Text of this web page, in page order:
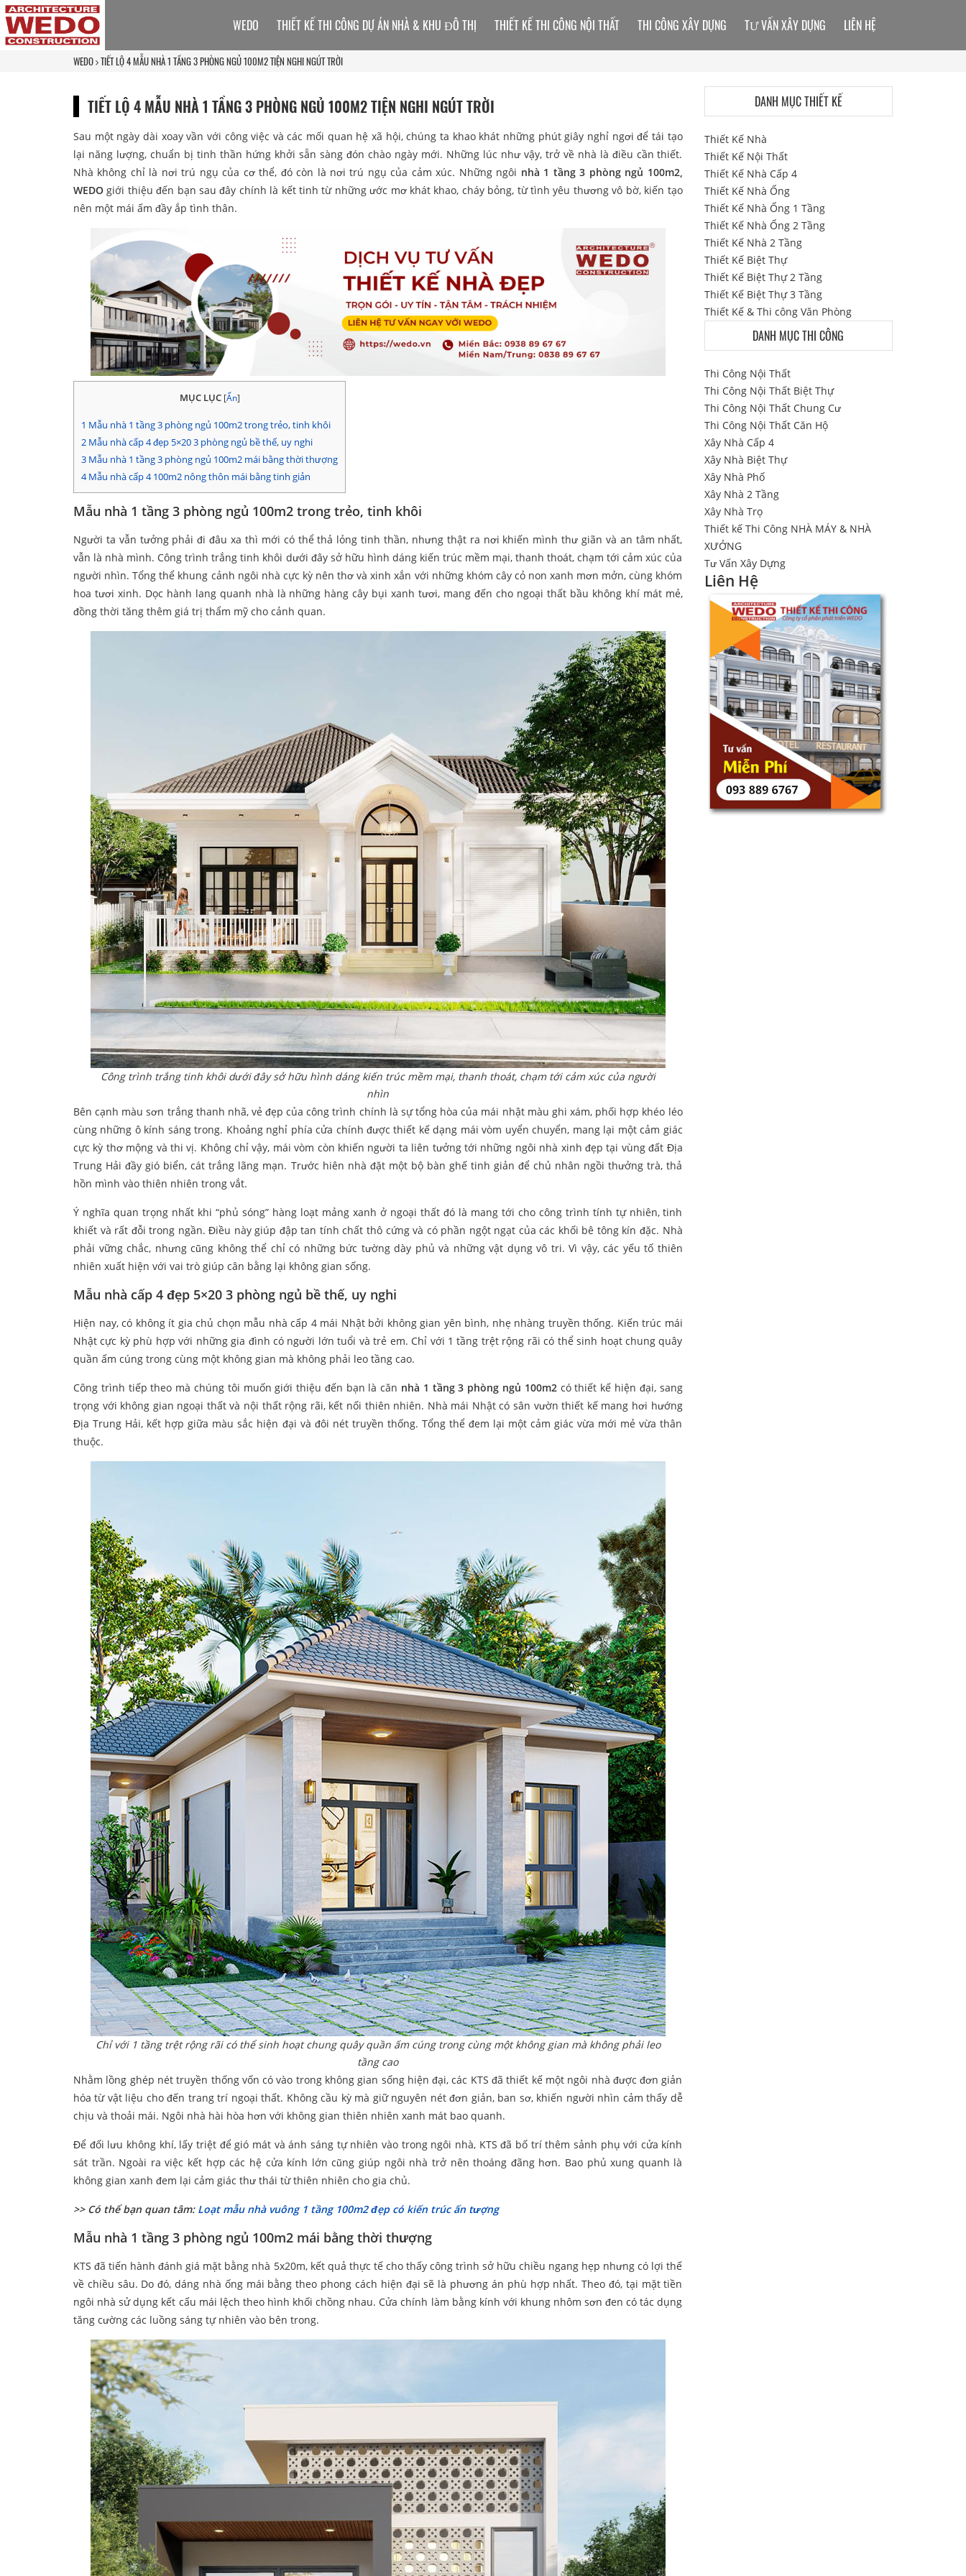
WEDO TIẾT LỘ 4 MẪU NHÀ 1 TẦNG 3 PHÒNG NGỦ 100M2 TIỆN NGHI NGÚT TRỜI
TIẾT LỘ 4 MẪU NHÀ 1 TẦNG 3 PHÒNG NGỦ 100M2 TIỆN NGHI NGÚT TRỜI
Sau một ngày dài xoay vần với công việc và các mối quan hệ xã hội, chúng ta khao khát những phút giây nghỉ ngơi để tái tạo
lại năng lượng, chuẩn bị tinh thần hứng khởi sẵn sàng đón chào ngày mới. Những lúc như vậy, trở về nhà là điều cần thiết.
Nhà không chỉ là nơi trú ngụ của cơ thể, đó còn là nơi trú ngụ của cảm xúc. Những ngôi nhà 1 tầng 3 phòng ngủ 100m2,
WEDO giới thiệu đến bạn sau đây chính là kết tinh từ những ước mơ khát khao, cháy bỏng, từ tình yêu thương vô bờ, kiến tạo
nên một mái ấm đầy ắp tình thân.
MỤC LỤC [Ẩn]
1 Mẫu nhà 1 tầng 3 phòng ngủ 100m2 trong trẻo, tinh khôi
2 Mẫu nhà cấp 4 đẹp 5×20 3 phòng ngủ bề thế, uy nghi
3 Mẫu nhà 1 tầng 3 phòng ngủ 100m2 mái bằng thời thượng
4Mẫu nhà cấp 4 100m2 nông thôn mái bằng tinh giản
Mẫu nhà 1 tầng 3 phòng ngủ 100m2 trong trẻo, tinh khôi
Người ta vẫn tưởng phải đi đâu xa thì mới có thể thả lỏng tinh thần, nhưng thật ra nơi khiến mình thư giãn và an tâm nhất,
vẫn là nhà mình. Công trình trắng tinh khôi dưới đây sở hữu hình dáng kiến trúc mềm mại, thanh thoát, chạm tới cảm xúc của
người nhìn. Tổng thể khung cảnh ngôi nhà cực kỳ nên thơ và xinh xắn với những khóm cây cỏ non xanh mơn mởn, cùng khóm
hoa tươi xinh. Dọc hành lang quanh nhà là những hàng cây bụi xanh tươi, mang đến cho ngoại thất bầu không khí mát mẻ,
đồng thời tăng thêm giá trị thẩm mỹ cho cảnh quan.
Công trình trắng tinh khôi dưới đây sở hữu hình dáng kiến trúc mềm mại, thanh thoát, chạm tới cảm xúc của người
nhìn
Bên cạnh màu sơn trắng thanh nhã, vẻ đẹp của công trình chính là sự tổng hòa của mái nhật màu ghi xám, phối hợp khéo léo
cùng những ô kính sáng trong. Khoảng nghỉ phía cửa chính được thiết kế dạng mái vòm uyển chuyển, mang lại một cảm giác
cực kỳ thơ mộng và thi vị. Không chỉ vậy, mái vòm còn khiến người ta liên tưởng tới những ngôi nhà xinh đẹp tại vùng đất Địa
Trung Hải đầy gió biển, cát trắng lãng mạn. Trước hiên nhà đặt một bộ bàn ghế tinh giản để chủ nhân ngồi thưởng trà, thả
hồn mình vào thiên nhiên trong vắt.
Ý nghĩa quan trọng nhất khi “phủ sóng” hàng loạt mảng xanh ở ngoại thất đó là mang tới cho công trình tính tự nhiên, tinh
khiết và rất đỗi trong ngần. Điều này giúp đập tan tính chất thô cứng và có phần ngột ngạt của các khối bê tông kín đặc. Nhà
phải vững chắc, nhưng cũng không thể chỉ có những bức tường dày phủ và những vật dụng vô tri. Vì vậy, các yếu tố thiên
nhiên xuất hiện với vai trò giúp cân bằng lại không gian sống.
Mẫu nhà cấp 4 đẹp 5×20 3 phòng ngủ bề thế, uy nghi
Hiện nay, có không ít gia chủ chọn mẫu nhà cấp 4 mái Nhật bởi không gian yên bình, nhẹ nhàng truyền thống. Kiến trúc mái
Nhật cực kỳ phù hợp với những gia đình có người lớn tuổi và trẻ em. Chỉ với 1 tầng trệt rộng rãi có thể sinh hoạt chung quây
quần ấm cúng trong cùng một không gian mà không phải leo tầng cao.
Công trình tiếp theo mà chúng tôi muốn giới thiệu đến bạn là căn nhà 1 tầng 3 phòng ngủ 100m2có thiết kế hiện đại, sang
trọng với không gian ngoại thất và nội thất rộng rãi, kết nối thiên nhiên. Nhà mái Nhật có sân vườn thiết kế mang hơi hướng
Địa Trung Hải, kết hợp giữa màu sắc hiện đại và đôi nét truyền thống. Tổng thể đem lại một cảm giác vừa mới mẻ vừa thân
thuộc.
Chỉ với 1 tầng trệt rộng rãi có thể sinh hoạt chung quây quần ấm cúng trong cùng một không gian mà không phải leo
tầng cao
Nhằm lồng ghép nét truyền thống vốn có vào trong không gian sống hiện đại, các KTS đã thiết kế một ngôi nhà được đơn giản
hóa từ vật liệu cho đến trang trí ngoại thất. Không cầu kỳ mà giữ nguyên nét đơn giản, ban sơ, khiến người nhìn cảm thấy dễ
chịu và thoải mái. Ngôi nhà hài hòa hơn với không gian thiên nhiên xanh mát bao quanh.
Để đối lưu không khí, lấy triệt để gió mát và ánh sáng tự nhiên vào trong ngôi nhà, KTS đã bố trí thêm sảnh phụ với cửa kính
sát trần. Ngoài ra việc kết hợp các hệ cửa kính lớn cũng giúp ngôi nhà trở nên thoáng đãng hơn. Bao phủ xung quanh là
không gian xanh đem lại cảm giác thư thái từ thiên nhiên cho gia chủ.
>> Có thể bạn quan tâm: Loạt mẫu nhà vuông 1 tầng 100m2 đẹp có kiến trúc ấn tượng
Mẫu nhà 1 tầng 3 phòng ngủ 100m2 mái bằng thời thượng
KTS đã tiến hành đánh giá mặt bằng nhà 5x20m, kết quả thực tế cho thấy công trình sở hữu chiều ngang hẹp nhưng có lợi thế
về chiều sâu. Do đó, dáng nhà ống mái bằng theo phong cách hiện đại sẽ là phương án phù hợp nhất. Theo đó, tại mặt tiền
ngôi nhà sử dụng kết cấu mái lệch theo hình khối chồng nhau. Cửa chính làm bằng kính với khung nhôm sơn đen có tác dụng
tăng cường các luồng sáng tự nhiên vào bên trong.
WEDO THIẾT KẾ THI CÔNG DỰ ÁN NHÀ & KHU ĐÔ THỊ THIẾT KẾ THI CÔNG NỘI THẤT THI CÔNG XÂY DỰNG TƯ VẤN XÂY DỰNG LIÊN HỆ
DANH MỤC THIẾT KẾ
Thiết Kế Nhà
Thiết Kế Nội Thất
Thiết Kế Nhà Cấp 4
Thiết Kế Nhà Ống
Thiết Kế Nhà Ống 1 Tầng
Thiết Kế Nhà Ống 2 Tầng
Thiết Kế Nhà 2 Tầng
Thiết Kế Biệt Thự
Thiết Kế Biệt Thự 2 Tầng
Thiết Kế Biệt Thự 3 Tầng
Thiết Kế & Thi công Văn Phòng
DANH MỤC THI CÔNG
Thi Công Nội Thất
Thi Công Nội Thất Biệt Thự
Thi Công Nội Thất Chung Cư
Thi Công Nội Thất Căn Hộ
Xây Nhà Cấp 4
Xây Nhà Biệt Thự
Xây Nhà Phố
Xây Nhà 2 Tầng
Xây Nhà Trọ
Thiết kế Thi Công NHÀ MÁY & NHÀ
XƯỞNG
Tư Vấn Xây Dựng
Liên Hệ